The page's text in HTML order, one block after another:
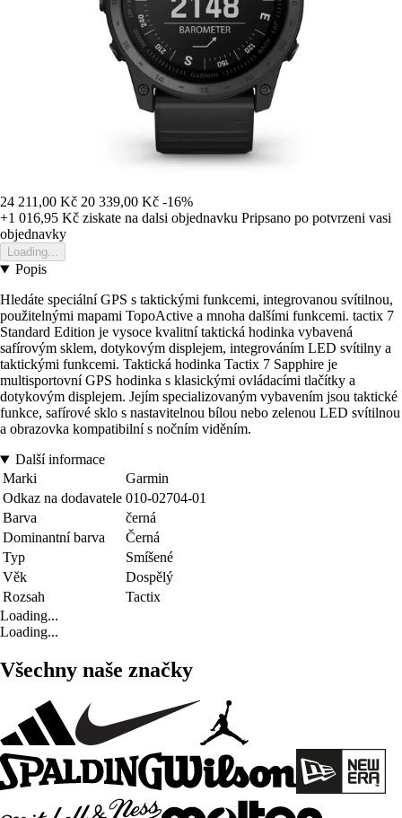
24 211,00 Kč 20 339,00 Kč -16%
+1 016,95 Kč ziskate na dalsi objednavku Pripsano po potvrzeni vasi
objednavky
Loading...
Popis
Hledáte speciální GPS s taktickými funkcemi, integrovanou svítilnou,
použitelnými mapami TopoActive a mnoha dalšími funkcemi. tactix 7
Standard Edition je vysoce kvalitní taktická hodinka vybavená
safírovým sklem, dotykovým displejem, integrováním LED svítilny a
taktickými funkcemi. Taktická hodinka Tactix 7 Sapphire je
multisportovní GPS hodinka s klasickými ovládacími tlačítky a
dotykovým displejem. Jejím specializovaným vybavením jsou taktické
funkce, safírové sklo s nastavitelnou bílou nebo zelenou LED svítilnou
a obrazovka kompatibilní s nočním viděním.
Další informace
Marki
Garmin
Odkaz na dodavatele 010-02704-01
Barva
černá
Dominantní barva
Černá
Typ
Smíšené
Věk
Dospělý
Rozsah
Tactix
Loading...
Loading...
Všechny naše značky